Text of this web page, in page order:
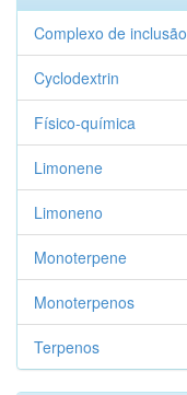
Complexo de inclusão
Cyclodextrin
Físico-química
Limonene
Limoneno
Monoterpene
Monoterpenos
Terpenos